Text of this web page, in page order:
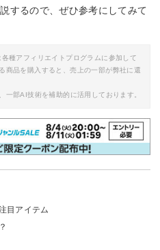
するので、ぜひ参考にしてみて
種アフィリエイトプログラムに参加して
商品を購入すると、売上の一部が弊社に還
部AI技術を補助的に活用しております。
目アイテム